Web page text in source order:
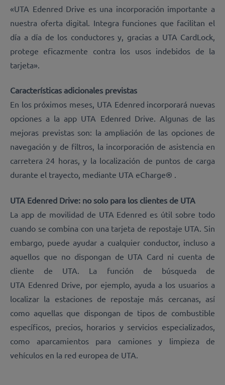
«UTA Edenred Drive es una incorporación importante a
nuestra oferta digital. Integra funciones que facilitan el
día a día de los conductores y, gracias a UTA CardLock,
protege eficazmente contra los usos indebidos de la
tarjeta».
Características adicionales previstas
En los próximos meses, UTA Edenred incorporará nuevas
opciones a la app UTA Edenred Drive. Algunas de las
mejoras previstas son: la ampliación de las opciones de
navegación y de filtros, la incorporación de asistencia en
carretera 24 horas, y la localización de puntos de carga
durante el trayecto, mediante UTA eCharge® .
UTA Edenred Drive: no solo para los clientes de UTA
La app de movilidad de UTA Edenred es útil sobre todo
cuando se combina con una tarjeta de repostaje UTA. Sin
embargo, puede ayudar a cualquier conductor, incluso a
aquellos que no dispongan de UTA Card ni cuenta de
cliente de UTA. La función de búsqueda de
UTA Edenred Drive, por ejemplo, ayuda a los usuarios a
localizar la estaciones de repostaje más cercanas, así
como aquellas que dispongan de tipos de combustible
específicos, precios, horarios y servicios especializados,
como aparcamientos para camiones y limpieza de
vehículos en la red europea de UTA.